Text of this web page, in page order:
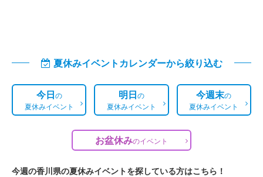
夏休みイベントカレンダーから絞り込む
今日の
夏休みイベント
明日の
夏休みイベント
今週末の
夏休みイベント
お盆休みのイベント
今週の香川県の夏休みイベントを探している方はこちら！